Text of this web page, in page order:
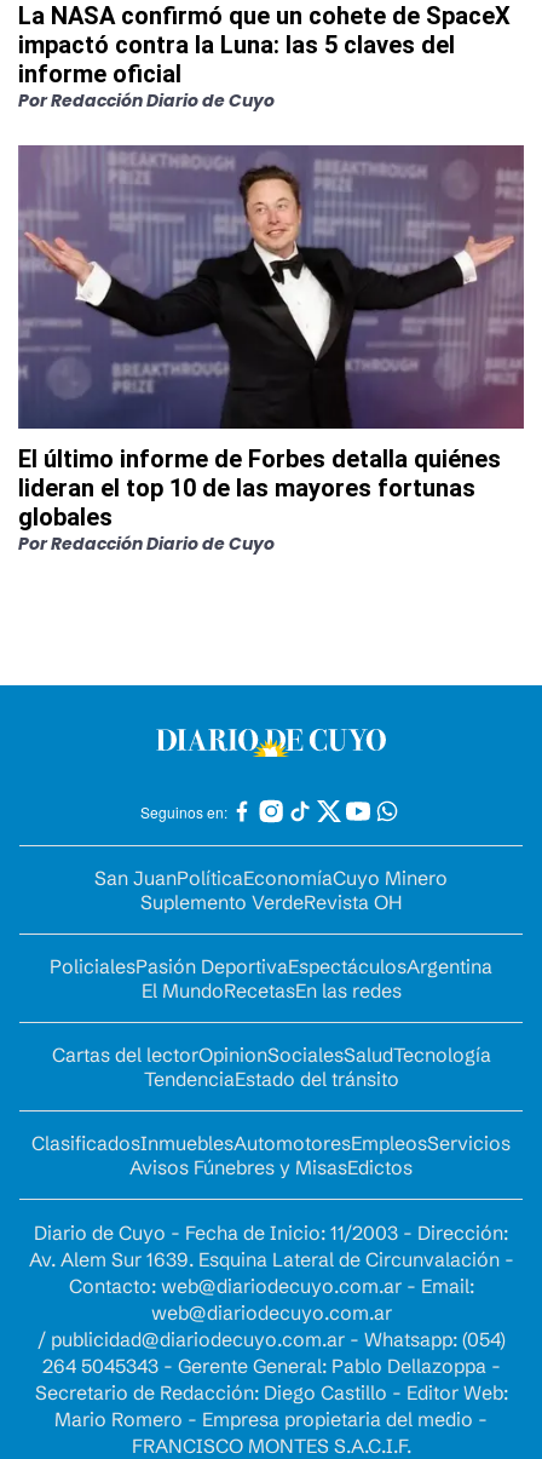
La NASA confirmó que un cohete de SpaceX
impactó contra la Luna: las 5 claves del
informe oficial
PorRedacción Diario de Cuyo
El último informe de Forbes detalla quiénes
lideran el top 10 de las mayores fortunas
globales
PorRedacción Diario de Cuyo
Seguinos en:
San JuanPolíticaEconomíaCuyo Minero
Suplemento VerdeRevista OH
PolicialesPasión DeportivaEspectáculosArgentina
El MundoRecetasEn las redes
Cartas del lectorOpinionSocialesSaludTecnología
TendenciaEstado del tránsito
ClasificadosInmueblesAutomotoresEmpleosServicios
Avisos Fúnebres y MisasEdictos
Diario de Cuyo - Fecha de Inicio: 11/2003 - Dirección:
Av. Alem Sur 1639. Esquina Lateral de Circunvalación -
Contacto: web@diariodecuyo.com.ar- Email:
web@diariodecuyo.com.ar
/ publicidad@diariodecuyo.com.ar- Whatsapp: (054)
264 5045343 - Gerente General: Pablo Dellazoppa -
Secretario de Redacción: Diego Castillo - Editor Web:
Mario Romero - Empresa propietaria del medio -
FRANCISCO MONTES S.A.C.I.F.